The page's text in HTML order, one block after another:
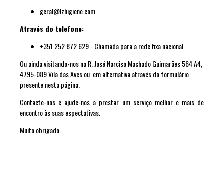
geral@lzhigiene.com
Através do telefone:
+351 252 872 629 - Chamada para a rede fixa nacional
Ou ainda visitando-nos na R. José Narciso Machado Guimarães 564 A4,
4795-089 Vila das Aves ou em alternativa através do formulário
presente nesta página.
Contacte-nos e ajude-nos a prestar um serviço melhor e mais de
encontro às suas espectativas.
Muito obrigado.